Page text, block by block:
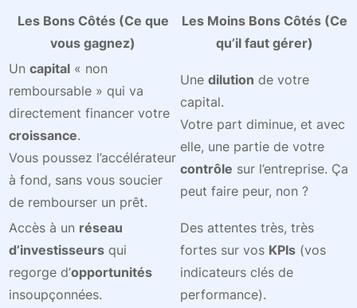
Les Bons Côtés (Ce que
vous gagnez)
Les Moins Bons Côtés (Ce
qu’il faut gérer)
Un capital « non
remboursable » qui va
directement financer votre
croissance.
Vous poussez l’accélérateur
à fond, sans vous soucier
de rembourser un prêt.
Une dilution de votre
capital.
Votre part diminue, et avec
elle, une partie de votre
contrôle sur l’entreprise. Ça
peut faire peur, non ?
Accès à un réseau
d’investisseurs qui
regorge d’opportunités
insoupçonnées.
Des attentes très, très
fortes sur vos KPIs (vos
indicateurs clés de
performance).